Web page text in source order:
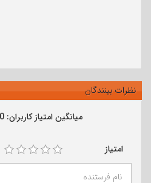
نظرات بینندگان
میانگین امتیاز کاربران: 0.0 (0 رای)
امتیاز